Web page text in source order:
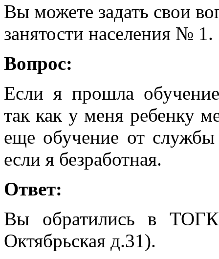
Вы можете задать свои
занятости населения № 1.
Вопрос:
Если я прошла
так как у меня ребенку
еще обучение от службы
если я безработная.
Ответ:
Вы обратились в
Октябрьская д.31).